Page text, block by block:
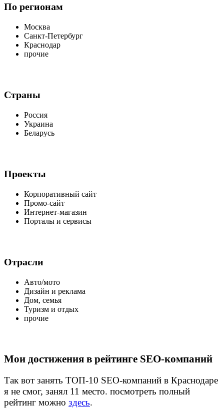
По регионам
Москва
Санкт-Петербург
Краснодар
прочие
Страны
Россия
Украина
Беларусь
Проекты
Корпоративный сайт
Промо-сайт
Интернет-магазин
Порталы и сервисы
Отрасли
Авто/мото
Дизайн и реклама
Дом, семья
Туризм и отдых
прочие
Мои достижения в рейтинге SEO-компаний
Так вот занять ТОП-10 SEO-компаний в Краснодаре
я не смог, занял 11 место. посмотреть полный
рейтинг можно здесь.